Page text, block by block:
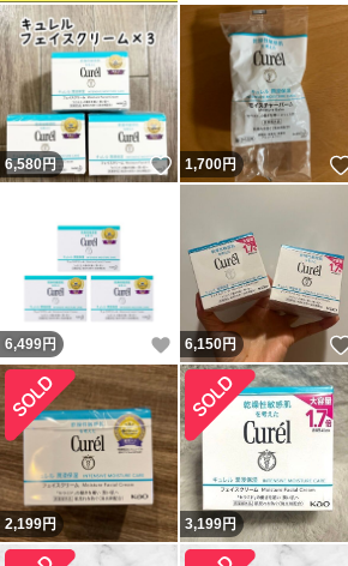
6,580円 いいね！
1,700円
6,499円 いいね！
6,150円
2,199円 3,199円